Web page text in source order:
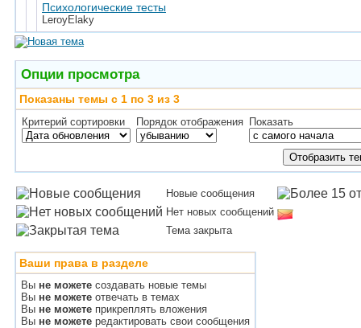
Психологические тесты
LeroyElaky
Опции просмотра
Показаны темы с 1 по 3 из 3
Критерий сортировки Порядок отображения Показать
Новые сообщения
Нет новых сообщений
Тема закрыта
Ваши права в разделе
Вы не можете создавать новые темы
Вы не можете отвечать в темах
Вы не можете прикреплять вложения
Вы не можете редактировать свои сообщения